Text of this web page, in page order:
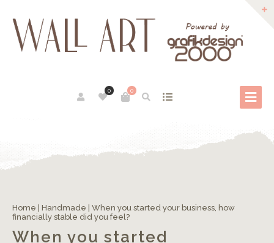
0
0
Home Handmade
When you started your business, how
financially stable did you feel?
When you started